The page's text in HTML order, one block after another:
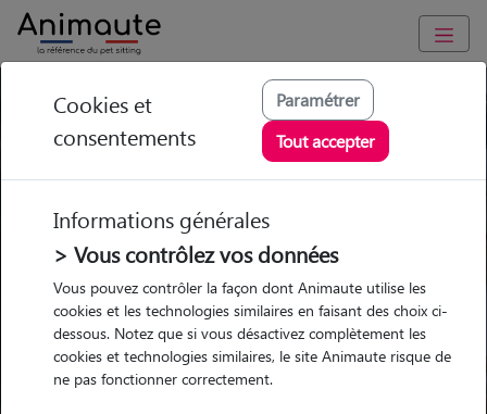
Trouvez votre gardien idéal !
Garde
chez le Pet Sitter
Garde
chez le Pet Sitter Visites
Visites
Cookies et
consentements
Paramétrer
Tout accepter
Informations générales
> Vous contrôlez vos données
Vous pouvez contrôler la façon dont Animaute utilise les
cookies et les technologies similaires en faisant des choix ci-
dessous. Notez que si vous désactivez complètement les
cookies et technologies similaires, le site Animaute risque de
ne pas fonctionner correctement.